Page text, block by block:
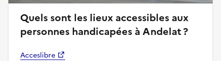
Quels sont les lieux accessibles aux
personnes handicapées à Andelat ?
Acceslibre